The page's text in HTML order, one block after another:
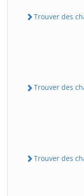
Trouver des
Trouver des
Trouver des